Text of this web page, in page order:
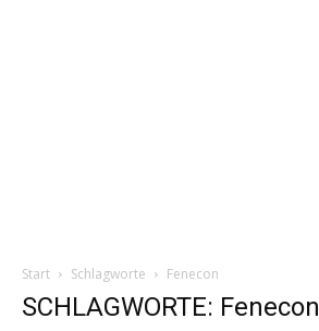
Start Schlagworte Fenecon
SCHLAGWORTE: Fenecon